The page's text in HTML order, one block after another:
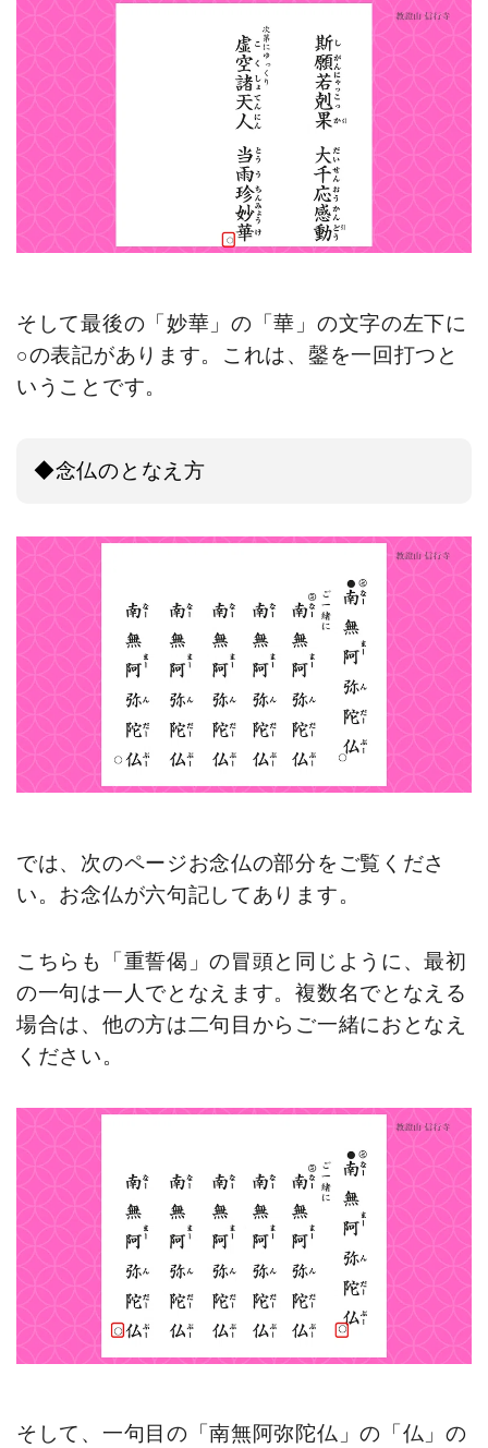
そして最後の「妙華」の「華」の文字の左下に
○の表記があります。これは、鏧を一回打つと
いうことです。
◆念仏のとなえ方
では、次のページお念仏の部分をご覧くださ
い。お念仏が六句記してあります。
こちらも「重誓偈」の冒頭と同じように、最初
の一句は一人でとなえます。複数名でとなえる
場合は、他の方は二句目からご一緒におとなえ
ください。
そして、一句目の「南無阿弥陀仏」の「仏」の